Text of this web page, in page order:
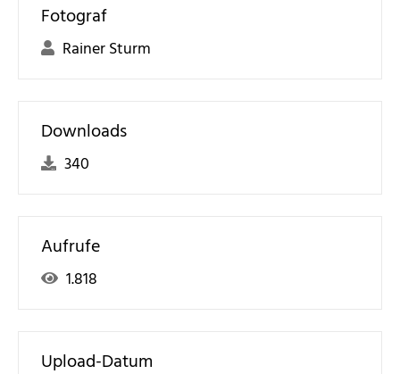
Fotograf
Rainer Sturm
Downloads
340
Aufrufe
1.818
Upload-Datum